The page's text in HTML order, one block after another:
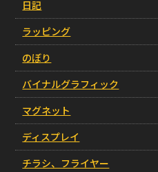
日記
ラッピング
のぼり
バイナルグラフィック
マグネット
ディスプレイ
チラシ、フライヤー